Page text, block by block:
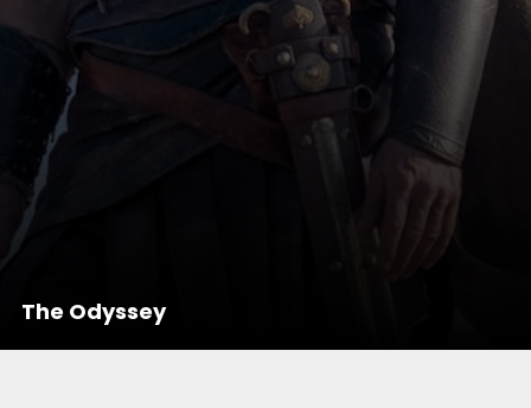
The Odyssey